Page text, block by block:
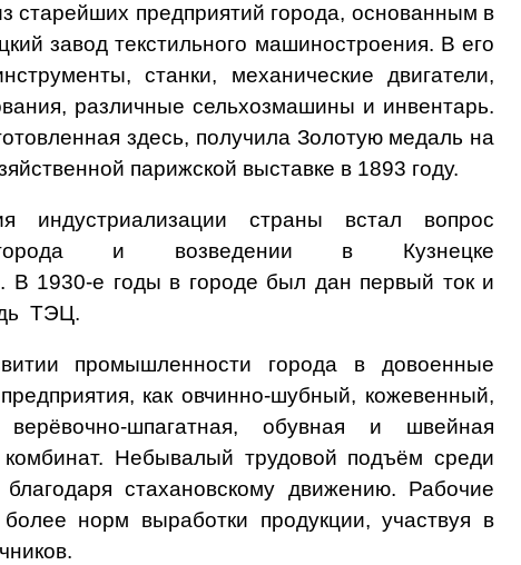
старейших предприятий города, основанным в
завод текстильного машиностроения. В его
станки, механические двигатели,
различные сельхозмашины и инвентарь.
здесь, получила Золотую медаль на
парижской выставке в 1893 году.
индустриализации страны встал вопрос
города и возведении в Кузнецке
В 1930-е годы в городе был дан первый ток и
ТЭЦ.
промышленности города в довоенные
как овчинно-шубный, кожевенный,
шпагатная, обувная и швейная
Небывалый трудовой подъём среди
стахановскому движению. Рабочие
норм выработки продукции, участвуя в